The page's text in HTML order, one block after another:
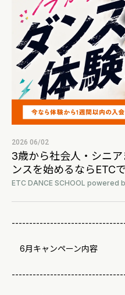
2026 06/02
3歳から社会人・シニ
ンスを始めるならETCで
ETC DANCE SCHOOL powered
6月キャンペーン内容